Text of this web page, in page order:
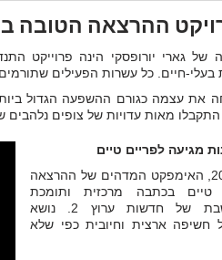
ההרצאה הטובה
גארי יורופסקי הינה פרוייקט
בעלי-חיים. כל עשרות הפעילים
את עצמה כגורם ההשפעה הגדול
, התקבלו מאות עדויות של צופים נלהבים
מגיעה לפריים טיים
ב-14 ביולי 2012, האימפקט המדהים של ההרצאה
טיים בכתבה מרכזית ותומכת
במהדורת השבת של חדשות ערוץ 2. נושא
חשיפה ארצית וחיובית כפי שלא